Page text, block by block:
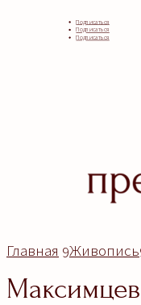
Подписаться
Подписаться
Подписаться
Главная 9Живопись